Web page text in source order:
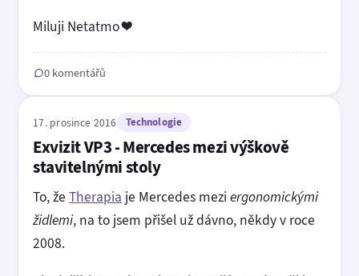
Miluji Netatmo ❤️
0 komentářů
17. prosince 2016 Technologie
Exvizit VP3 - Mercedes mezi výškově
stavitelnými stoly
To, že Therapia je Mercedes mezi ergonomickými
židlemi, na to jsem přišel už dávno, někdy v roce
2008.